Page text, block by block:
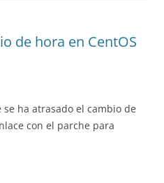
de hora en CentOS
ha atrasado el cambio de
con el parche para